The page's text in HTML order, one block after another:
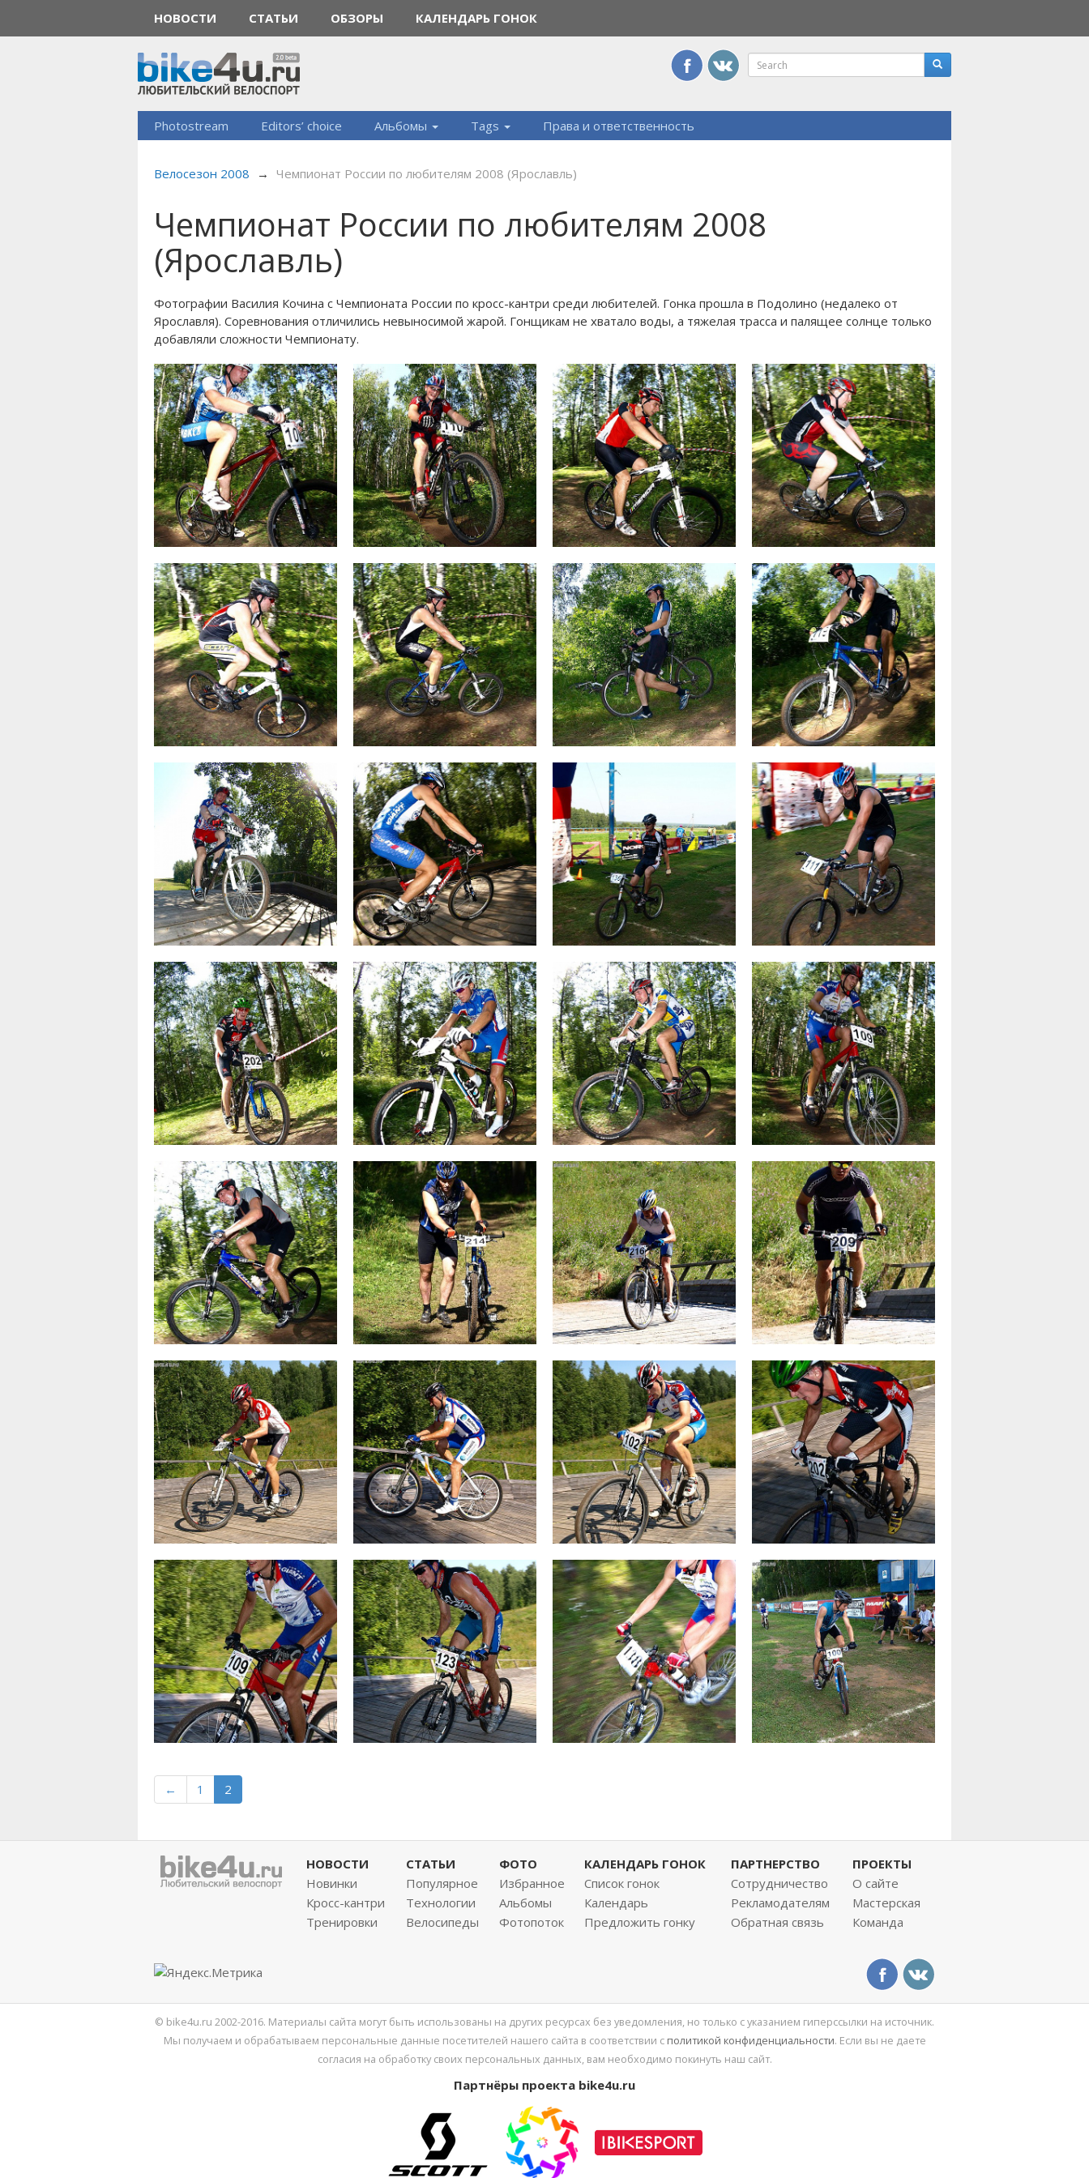
НОВОСТИ СТАТЬИ ОБЗОРЫ КАЛЕНДАРЬ ГОНОК
Photostream Editors’ choice Альбомы Tags Права и ответственность
Велосезон 2008 → Чемпионат России по любителям 2008 (Ярославль)
Чемпионат России по любителям 2008
(Ярославль)
Фотографии Василия Кочина с Чемпионата России по кросс-кантри среди любителей. Гонка прошла в Подолино (недалеко от
Ярославля). Соревнования отличились невыносимой жарой. Гонщикам не хватало воды, а тяжелая трасса и палящее солнце только
добавляли сложности Чемпионату.
← 1 2
НОВОСТИ
Новинки
Кросс-кантри
Тренировки
СТАТЬИ
Популярное
Технологии
Велосипеды
ФОТО
Избранное
Альбомы
Фотопоток
КАЛЕНДАРЬ ГОНОК
Список гонок
Календарь
Предложить гонку
ПАРТНЕРСТВО
Сотрудничество
Рекламодателям
Обратная связь
ПРОЕКТЫ
О сайте
Мастерская
Команда
© bike4u.ru 2002-2016. Материалы сайта могут быть использованы на других ресурсах без уведомления, но только с указанием гиперссылки на источник.
Мы получаем и обрабатываем персональные данные посетителей нашего сайта в соответствии с политикой конфиденциальности. Если вы не даете
согласия на обработку своих персональных данных, вам необходимо покинуть наш сайт.
Партнёры проекта bike4u.ru